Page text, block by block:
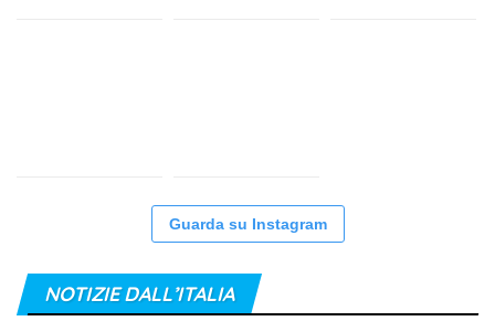
Guarda su Instagram
NOTIZIE DALL’ITALIA